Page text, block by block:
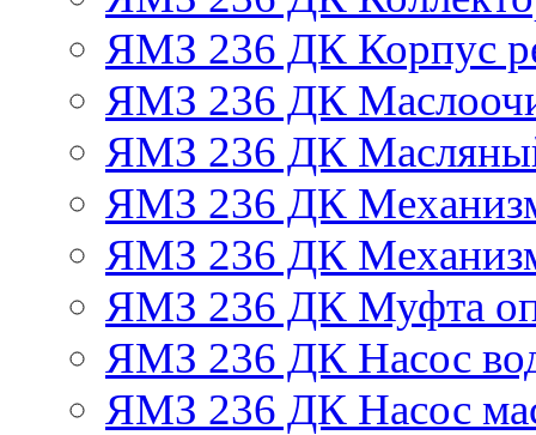
ЯМЗ 236 ДК Корпус
ЯМЗ 236 ДК
ЯМЗ 236 ДК
ЯМЗ 236 ДК
ЯМЗ 236 ДК
ЯМЗ 236 ДК Муфта
ЯМЗ 236 ДК Насос
ЯМЗ 236 ДК Насос